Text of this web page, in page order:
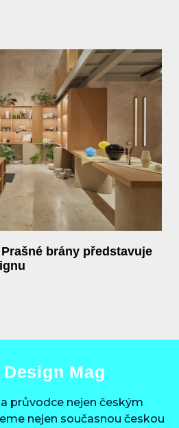
brány představuje
Mag
průvodce nejen českým
nejen současnou českou